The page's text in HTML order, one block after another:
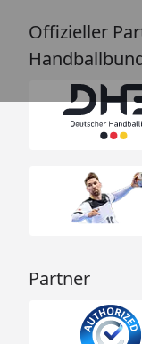
Offizieller
Partner